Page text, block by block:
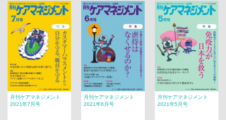
月刊ケアマネジメント
2021年7月号
月刊ケアマネジメント
2021年6月号
月刊ケアマネジメント
2021年5月号